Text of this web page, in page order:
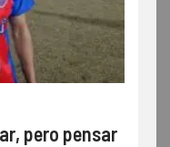
pero pensar